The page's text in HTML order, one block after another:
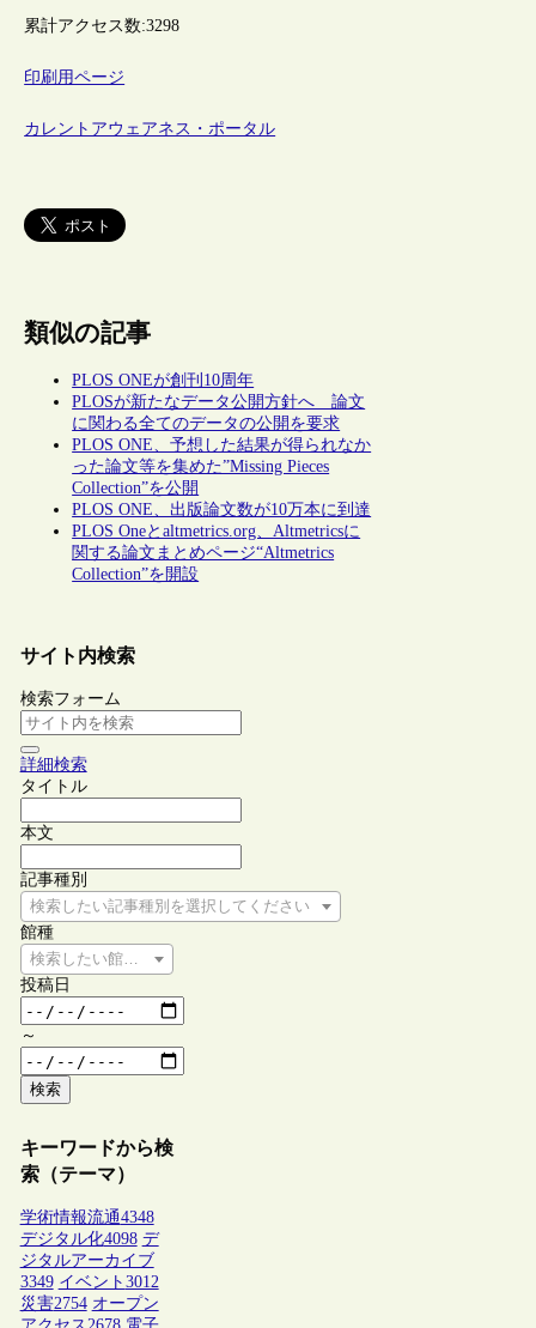
累計アクセス数:3298
印刷用ページ
カレントアウェアネス・ポータル
類似の記事
PLOS ONEが創刊10周年
PLOSが新たなデータ公開方針へ 論文
に関わる全てのデータの公開を要求
PLOS ONE、予想した結果が得られなか
った論文等を集めた”Missing Pieces
Collection”を公開
PLOS ONE、出版論文数が10万本に到達
PLOS Oneとaltmetrics.org、Altmetricsに
関する論文まとめページ“Altmetrics
Collection”を開設
サイト内検索
検索フォーム
詳細検索
タイトル
本文
記事種別
検索したい記事種別を選択してください
館種
検索したい館種を選択してください
投稿日
～
検索
キーワードから検
索（テーマ）
学術情報流通4348
デジタル化4098 デ
ジタルアーカイブ
3349 イベント 3012
災害2754 オープン